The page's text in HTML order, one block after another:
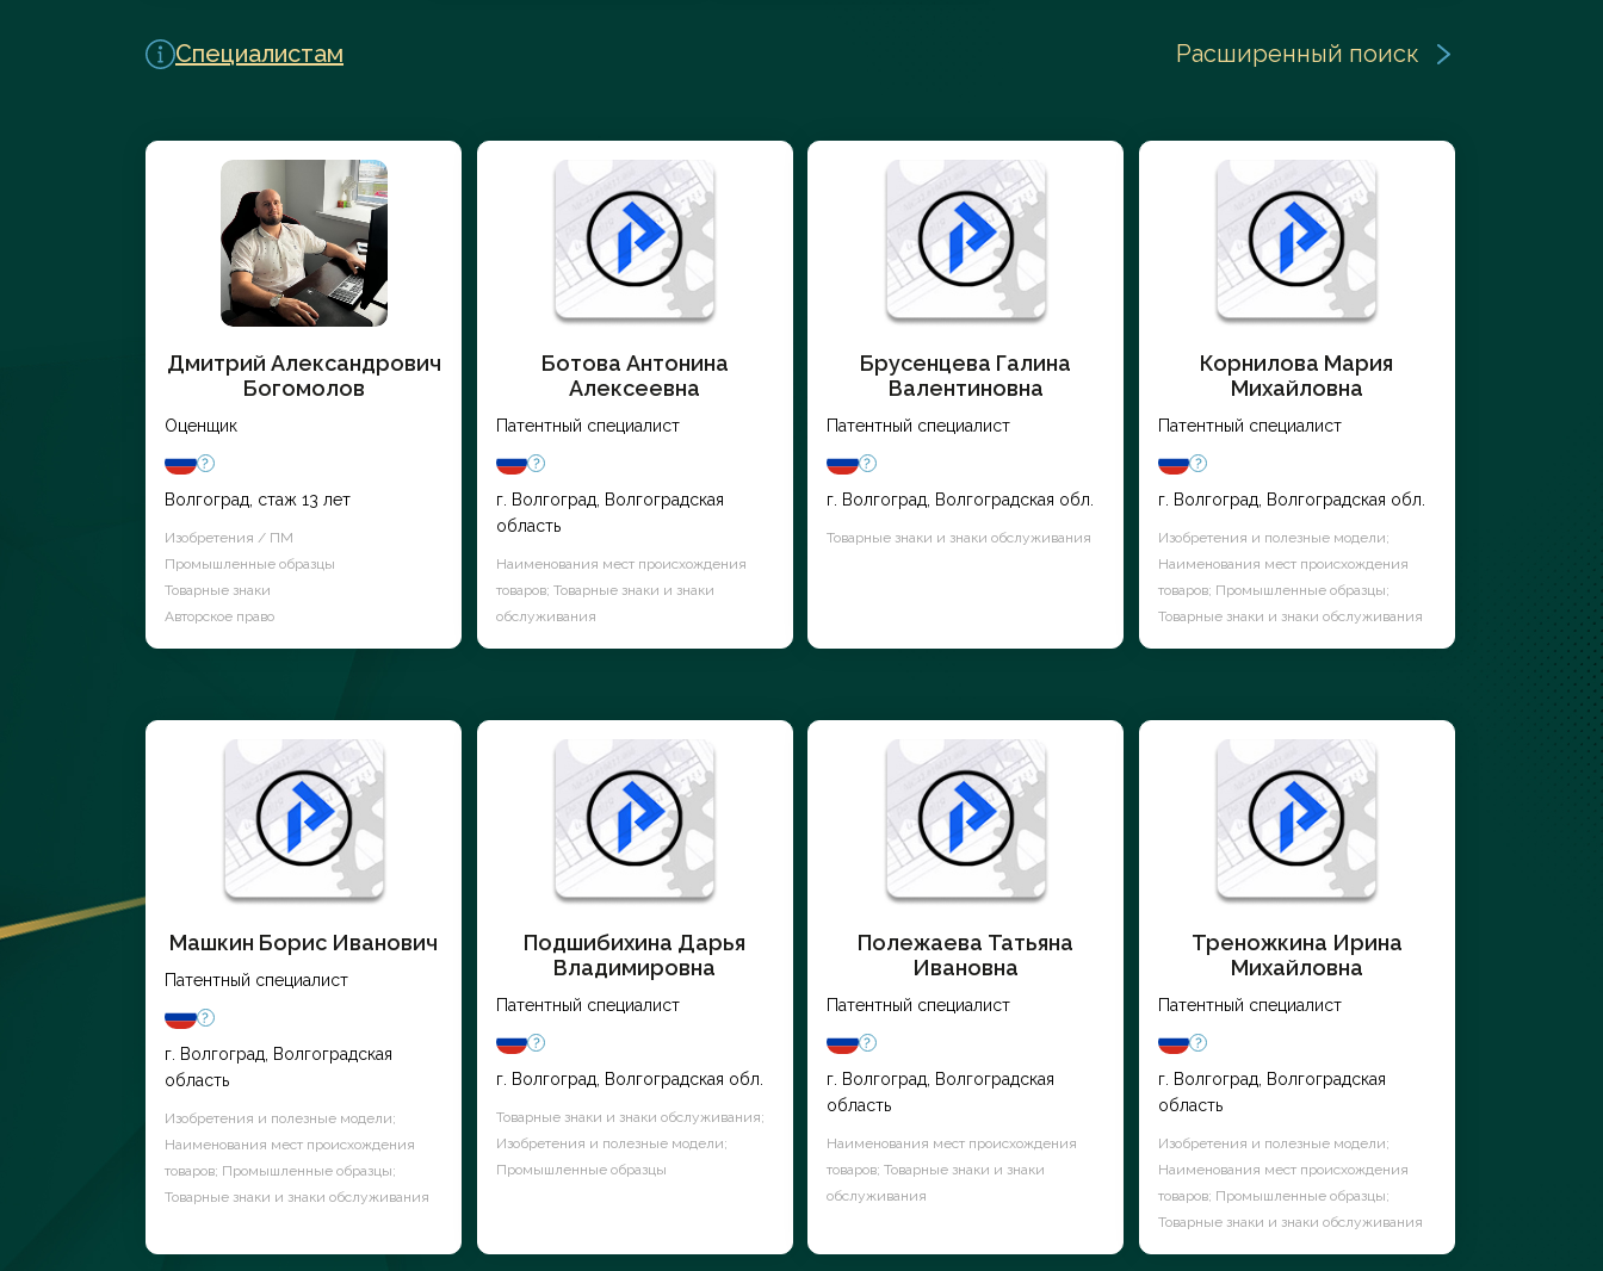
Заказать услугу
Перейти в каталог
Специалистам Расширенный поиск
Дмитрий Александрович
Богомолов
Оценщик
Волгоград, стаж 13 лет
Изобретения / ПМ
Промышленные образцы
Товарные знаки
Авторское право
Ботова Антонина
Алексеевна
Патентный специалист
г. Волгоград, Волгоградская
область
Наименования мест происхождения
товаров; Товарные знаки и знаки
обслуживания
Брусенцева Галина
Валентиновна
Патентный специалист
г. Волгоград, Волгоградская обл.
Товарные знаки и знаки обслуживания
Корнилова Мария
Михайловна
Патентный специалист
г. Волгоград, Волгоградская обл.
Изобретения и полезные модели;
Наименования мест происхождения
товаров; Промышленные образцы;
Товарные знаки и знаки обслуживания
Машкин Борис Иванович
Патентный специалист
г. Волгоград, Волгоградская
область
Изобретения и полезные модели;
Наименования мест происхождения
товаров; Промышленные образцы;
Товарные знаки и знаки обслуживания
Подшибихина Дарья
Владимировна
Патентный специалист
г. Волгоград, Волгоградская обл.
Товарные знаки и знаки обслуживания;
Изобретения и полезные модели;
Промышленные образцы
Полежаева Татьяна
Ивановна
Патентный специалист
г. Волгоград, Волгоградская
область
Наименования мест происхождения
товаров; Товарные знаки и знаки
обслуживания
Треножкина Ирина
Михайловна
Патентный специалист
г. Волгоград, Волгоградская
область
Изобретения и полезные модели;
Наименования мест происхождения
товаров; Промышленные образцы;
Товарные знаки и знаки обслуживания